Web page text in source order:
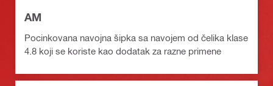
AM
Pocinkovana navojna šipka sa navojem od čelika klase
4.8 koji se koriste kao dodatak za razne primene